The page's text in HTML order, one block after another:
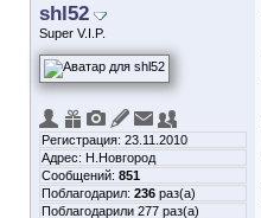
shl52
Super V.I.P.
Регистрация: 23.11.2010
Адрес: Н.Новгород
Сообщений: 851
Поблагодарил: 236 раз(а)
Поблагодарили 277 раз(а)